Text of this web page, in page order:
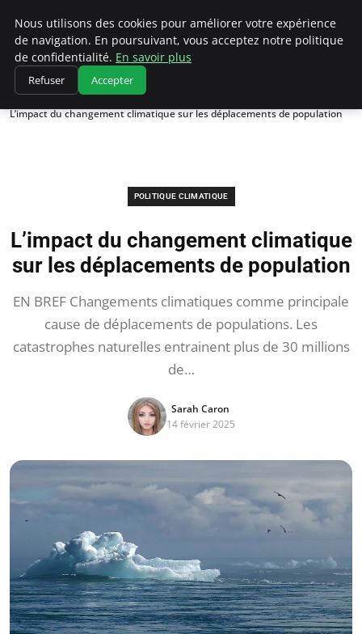
Climatedebtagents
Accueil
Politique climatique
L’impact du changement climatique sur les déplacements de population
POLITIQUE CLIMATIQUE
L’impact du changement climatique
sur les déplacements de population
EN BREF Changements climatiques comme principale
cause de déplacements de populations. Les
catastrophes naturelles entrainent plus de 30 millions
de…
Sarah Caron
14 février 2025
Nous utilisons des cookies pour améliorer votre expérience
de navigation. En poursuivant, vous acceptez notre politique
de confidentialité. En savoir plus
Refuser Accepter